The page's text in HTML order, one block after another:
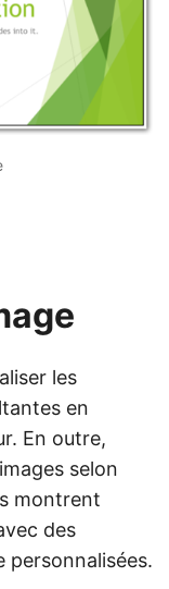
les
en
En outre,
selon
montrent
des
personnalisées.